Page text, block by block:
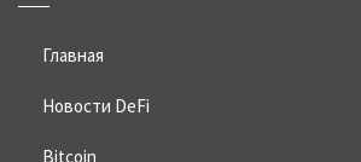
Главная
Новости DeFi
Bitcoin